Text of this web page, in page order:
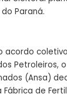
Paraná.
acordo
Petroleiros,
(Ansa)
Fábrica de